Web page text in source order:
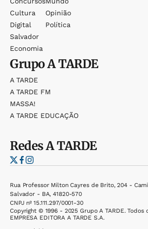
Cultura
Digital
Salvador
Economia
Opinião
Política
GrupoA TARDE
A TARDE
A TARDE FM
MASSA!
A TARDE EDUCAÇÃO
RedesA TARDE
Rua Professor Milton Cayres de Brito, 204 -
Salvador - BA, 41820-570
CNPJ nº 15.111.297/0001-30
Copyright © 1996 - 2025 Grupo A TARDE. Todos
EMPRESA EDITORA A TARDE S.A.